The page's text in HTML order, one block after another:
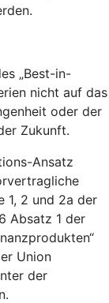
„Best-in-
nicht auf das
oder der
Zukunft.
Ansatz
1, 2 und 2a der
Absatz 1 der
Union
der